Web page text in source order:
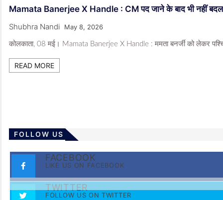
Mamata Banerjee X Handle : CM पद जाने के बाद भी नहीं
Shubhra Nandi May 8, 2026
कोलकाता, 08 मई। Mamata Banerjee X Handle : ममता बनर्जी को लेकर
READ MORE
FOLLOW US
FACEBOOK
LIKE US ON FACEBOOK
TWITTER
FOLLOW US ON TWITTER